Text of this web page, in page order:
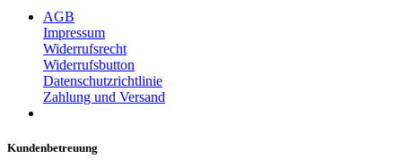
AGB
Impressum
Widerrufsrecht
Widerrufsbutton
Datenschutzrichtlinie
Zahlung und Versand
Kundenbetreuung